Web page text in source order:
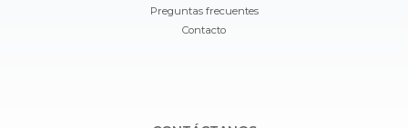
Preguntas frecuentes
Contacto